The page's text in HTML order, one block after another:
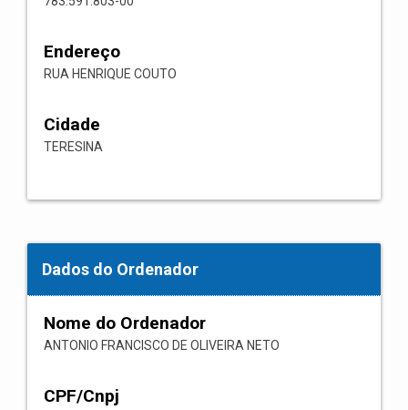
Endereço
RUA HENRIQUE COUTO
Cidade
TERESINA
Dados do Ordenador
Nome do Ordenador
ANTONIO FRANCISCO DE OLIVEIRA NETO
CPF/Cnpj